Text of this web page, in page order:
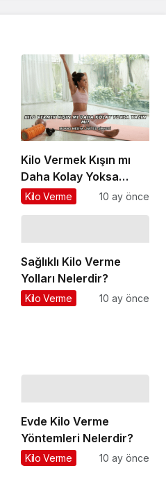
Kilo Vermek Kışın mı
Daha Kolay Yoksa
Yazın mı?
Kilo Verme 10 ay önce
Sağlıklı Kilo Verme
Yolları Nelerdir?
Kilo Verme 10 ay önce
Evde Kilo Verme
Yöntemleri Nelerdir?
Kilo Verme 10 ay önce